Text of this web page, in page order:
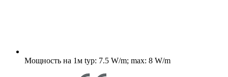
Мощность на 1м typ: 7.5 W/m; max: 8 W/m